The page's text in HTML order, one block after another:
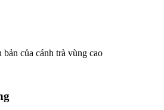
của cánh trà vùng cao